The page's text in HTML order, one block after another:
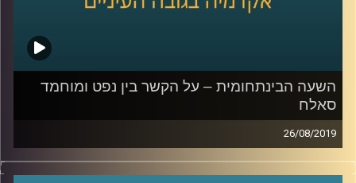
קרדיט תמונות:AudioVersity
השעה הבינתחומית – על הקשר בין נפט ומוחמד
סאלח
26/08/2019
לאורך שנים המזה"ת היווה אזור חשוב ביותר